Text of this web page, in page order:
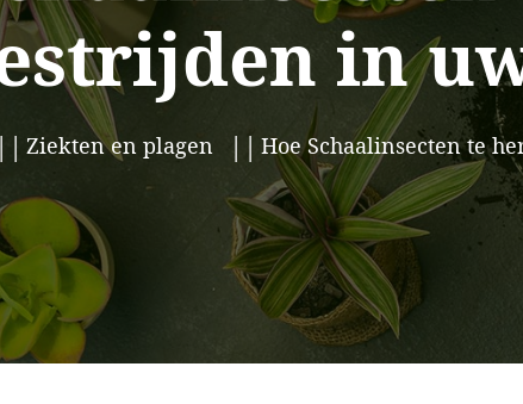
in
Ziekten en plagen Hoe Schaalinsecten te